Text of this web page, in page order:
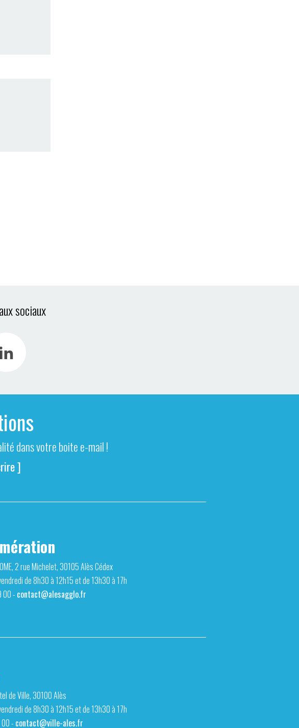
sociaux
dans votre boite e-mail !
]
2 rue Michelet, 30105 Alès Cédex
de 8h30 à 12h15 et de 13h30 à 17h
00 - contact@alesagglo.fr
de Ville, 30100 Alès
de 8h30 à 12h15 et de 13h30 à 17h
- contact@ville-ales.fr